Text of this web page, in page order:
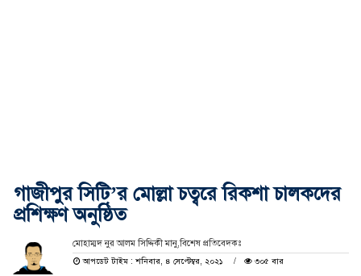
গাজীপুর সিটি’র মোল্লা চত্বরে রিকশা চালকদের
প্রশিক্ষণ অনুষ্ঠিত
মোহাম্মদ নুর আলম সিদ্দিকী মানু,বিশেষ প্রতিবেদকঃ
আপডেট টাইম : শনিবার, ৪ সেপ্টেম্বর, ২০২১
৩০৫ বার